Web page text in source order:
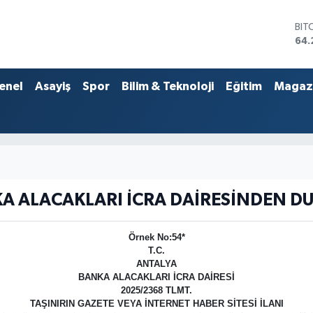
Asayiş Spor Bilim & Teknoloji Eğitim
ALACAKLARI İCRA DAİRESİNDEN
Örnek No:54*
T.C.
ANTALYA
BANKA ALACAKLARI İCRA DAİRESİ
2025/2368 TLMT.
TAŞINIRIN GAZETE VEYA İNTERNET HABER SİTESİ İLANI